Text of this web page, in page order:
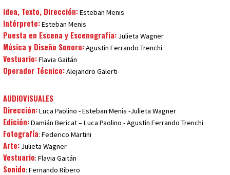
Idea, Texto, Dirección:Esteban Menis
Intérprete:Esteban Menis
Puesta en Escena y Escenografía: Julieta Wagner
Música y Diseño Sonoro:Agustín Ferrando Trenchi
Vestuario:Flavia Gaitán
Operador Técnico:Alejandro Galerti
AUDIOVISUALES
Dirección:Luca Paolino - Esteban Menis -Julieta Wagner
Edición:Damián Bericat – Luca Paolino - Agustín Ferrando Trenchi
Fotografía: Federico Martini
Arte: Julieta Wagner
Vestuario: Flavia Gaitán
Sonido: Fernando Ribero